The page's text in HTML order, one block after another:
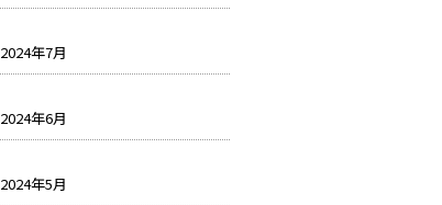
2024年7月
2024年6月
2024年5月